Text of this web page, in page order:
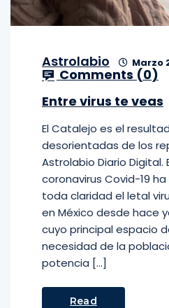
Astrolabio Marzo
Comments (0)
Entre virus te veas
El Catalejo es el
desorientadas de los
Astrolabio Diario Digital.
coronavirus Covid-19
toda claridad el letal
en México desde hace
cuyo principal espacio
necesidad de la
potencia […]
Read